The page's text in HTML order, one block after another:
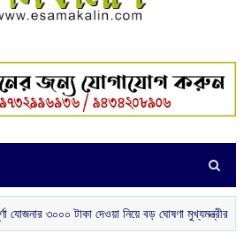
টাকা দেওয়া নিয়ে বড় ঘোষণা মুখ্যমন্ত্রীর